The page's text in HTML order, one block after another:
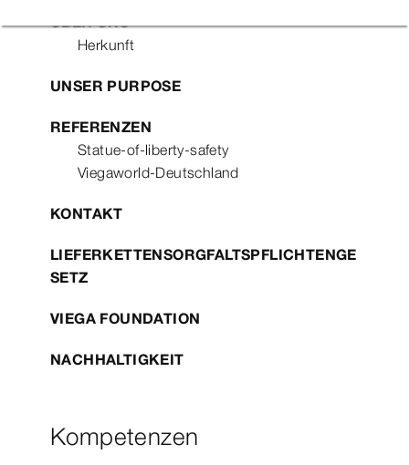
ÜBER UNS
Herkunft
UNSER PURPOSE
REFERENZEN
Statue-of-liberty-safety
Viegaworld-Deutschland
KONTAKT
LIEFERKETTENSORGFALTSPFLICHTENGE
SETZ
VIEGA FOUNDATION
NACHHALTIGKEIT
Kompetenzen